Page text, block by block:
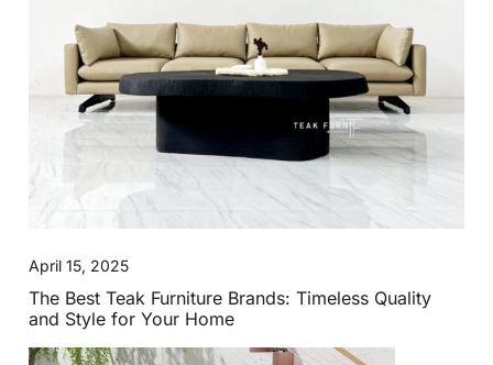
April 15, 2025
The Best Teak Furniture Brands: Timeless Quality
and Style for Your Home